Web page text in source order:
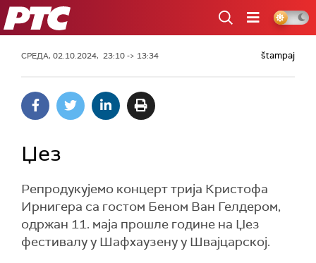
РТС
СРЕДА, 02.10.2024, 23:10 -> 13:34 štampaj
Џез
Репродукујемо концерт трија Кристофа
Ирнигера са гостом Беном Ван Гелдером,
одржан 11. маја прошле године на Џез
фестивалу у Шафхаузену у Швајцарској.